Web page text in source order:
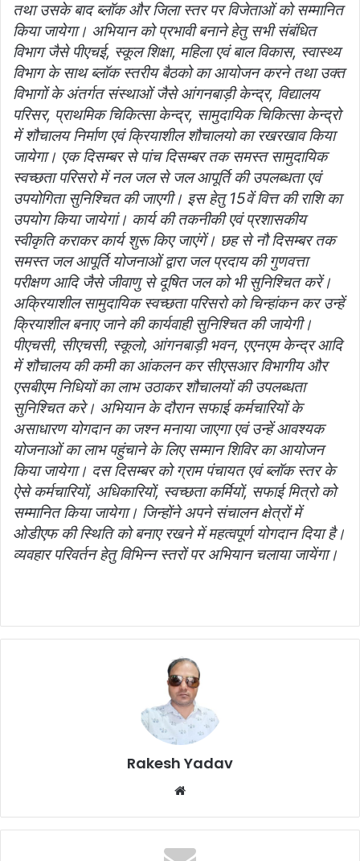
तथा उसके बाद ब्लॉक और जिला स्तर पर विजेताओं को सम्मानित
किया जायेगा। अभियान को प्रभावी बनाने हेतु सभी संबंधित
विभाग जैसे पीएचई, स्कूल शिक्षा, महिला एवं बाल विकास, स्वास्थ्य
विभाग के साथ ब्लॉक स्तरीय बैठको का आयोजन करने तथा उक्त
विभागों के अंतर्गत संस्थाओं जैसे आंगनबाड़ी केन्द्र, विद्यालय
परिसर, प्राथमिक चिकित्सा केन्द्र, सामुदायिक चिकित्सा केन्द्रो
में शौचालय निर्माण एवं क्रियाशील शौचालयो का रखरखाव किया
जायेगा। एक दिसम्बर से पांच दिसम्बर तक समस्त सामुदायिक
स्वच्छता परिसरो में नल जल से जल आपूर्ति की उपलब्धता एवं
उपयोगिता सुनिश्चित की जाएगी। इस हेतु 15वें वित्त की राशि का
उपयोग किया जायेगां। कार्य की तकनीकी एवं प्रशासकीय
स्वीकृति कराकर कार्य शुरू किए जाएंगें। छह से नौ दिसम्बर तक
समस्त जल आपूर्ति योजनाओं द्वारा जल प्रदाय की गुणवत्ता
परीक्षण आदि जैसे जीवाणु से दूषित जल को भी सुनिश्चित करें।
अक्रियाशील सामुदायिक स्वच्छता परिसरो को चिन्हांकन कर उन्हें
क्रियाशील बनाए जाने की कार्यवाही सुनिश्चित की जायेगी।
पीएचसी, सीएचसी, स्कूलो, आंगनबाड़ी भवन, एएनएम केन्द्र आदि
में शौचालय की कमी का आंकलन कर सीएसआर विभागीय और
एसबीएम निधियों का लाभ उठाकर शौचालयों की उपलब्धता
सुनिश्चित करे। अभियान के दौरान सफाई कर्मचारियों के
असाधारण योगदान का जश्न मनाया जाएगा एवं उन्हें आवश्यक
योजनाओं का लाभ पहुंचाने के लिए सम्मान शिविर का आयोजन
किया जायेगा। दस दिसम्बर को ग्राम पंचायत एवं ब्लॉक स्तर के
ऐसे कर्मचारियों, अधिकारियों, स्वच्छता कर्मियों, सफाई मित्रो को
सम्मानित किया जायेगा। जिन्होंने अपने संचालन क्षेत्रों में
ओडीएफ की स्थिति को बनाए रखने में महत्वपूर्ण योगदान दिया है।
व्यवहार परिवर्तन हेतु विभिन्न स्तरों पर अभियान चलाया जायेंगा।
Rakesh Yadav
b
s